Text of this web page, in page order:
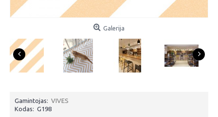
Galerija
Gamintojas: VIVES
Kodas: G198